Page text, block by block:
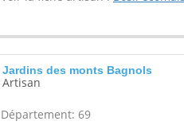
Jardins des monts Bagnols
Artisan
Département: 69